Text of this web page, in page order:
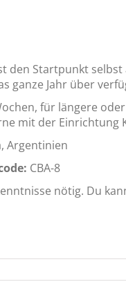
den Startpunkt selbst
ganze Jahr über
für längere
mit der Einrichtung
Argentinien
CBA-8
nötig. Du